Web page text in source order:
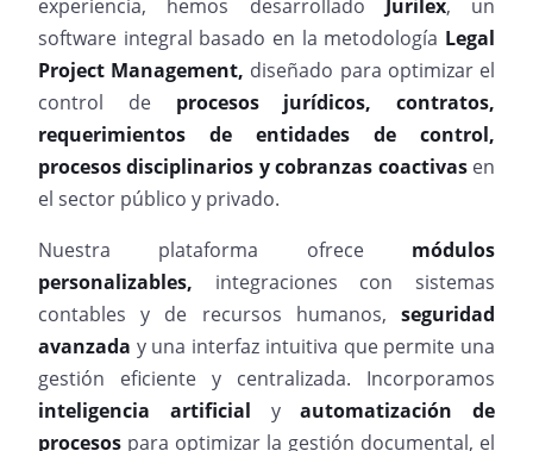
experiencia, hemos desarrollado Jurilex, un
software integral basado en la metodología Legal
Project Management, diseñado para optimizar el
control de procesos jurídicos,
contratos,
requerimientos de entidades de control,
procesos disciplinarios y cobranzas coactivasen
el sector público y privado.
Nuestra plataforma ofrece módulos
personalizables, integraciones con sistemas
contables y de recursos humanos, seguridad
avanzada y una interfaz intuitiva que permite una
gestión eficiente y centralizada. Incorporamos
inteligencia artificial yautomatización de
procesos para optimizar la gestión documental, el